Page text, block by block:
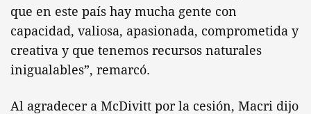
que en este país hay mucha gente con
capacidad, valiosa, apasionada, comprometida y
creativa y que tenemos recursos naturales
inigualables”, remarcó.
Al agradecer a McDivitt por la cesión, Macri dijo